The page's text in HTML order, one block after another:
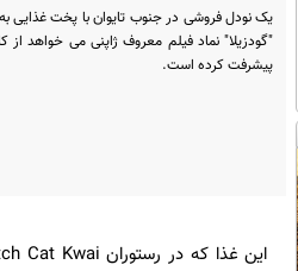
یک نودل‌ فروشی در جنوب تایوان با پخت غذایی
"گودزیلا" نماد فیلم معروف ژاپنی می ‌خواهد از
پیشرفت کرده است.